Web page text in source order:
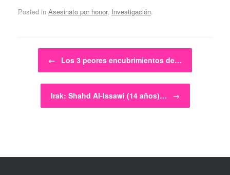
Posted in Asesinato por honor, Investigación.
Post navigation
← Los 3 peores encubrimientos de…
Irak: Shahd Al-Issawi (14 años)… →